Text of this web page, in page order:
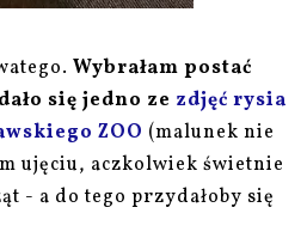
Wybrałam postać
się jedno ze zdjęć rysia
ZOO (malunek nie
ujęciu, aczkolwiek świetnie
- a do tego przydałoby się